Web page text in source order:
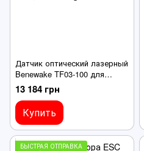
Датчик оптический лазерный
Benewake TF03-100 для
Ardupilot/Pixhawk/, CAN, TOF
Range 0.1-100m
13 184 грн
Купить
БЫСТРАЯ ОТПРАВКА